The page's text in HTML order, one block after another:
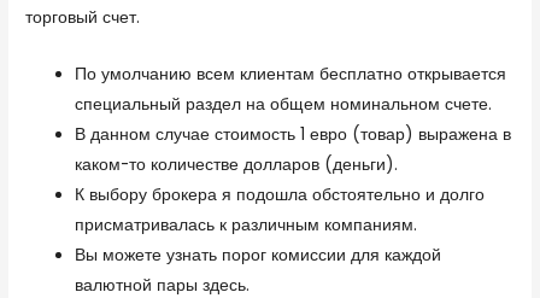
торговый счет.
По умолчанию всем клиентам бесплатно открывается
специальный раздел на общем номинальном счете.
В данном случае стоимость 1 евро (товар) выражена в
каком-то количестве долларов (деньги).
К выбору брокера я подошла обстоятельно и долго
присматривалась к различным компаниям.
Вы можете узнать порог комиссии для каждой
валютной пары здесь.